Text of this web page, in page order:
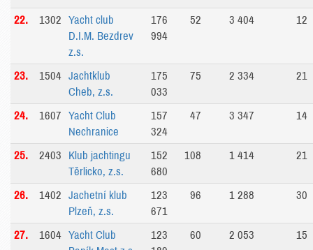
22. 1302
Yacht club
D.I.M. Bezdrev
z.s.
176
994
52 3 404 12
23. 1504 Jachtklub
Cheb, z.s.
175
033
75 2 334 21
24. 1607
Yacht Club
Nechranice
157
324
47 3 347 14
25. 2403
Klub jachtingu
Těrlicko, z.s.
152
680
108 1 414 21
26. 1402
Jachetní klub
Plzeň, z.s.
123
671
96 1 288 30
27. 1604 Yacht Club
123
60 2 053 15